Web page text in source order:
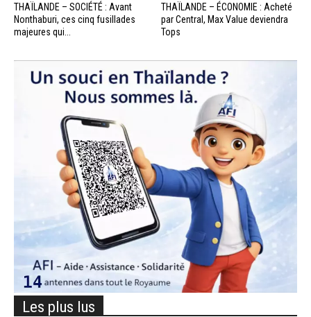
THAÏLANDE – SOCIÉTÉ : Avant
Nonthaburi, ces cinq fusillades
majeures qui...
THAÏLANDE – ÉCONOMIE : Acheté
par Central, Max Value deviendra
Tops
Les plus lus